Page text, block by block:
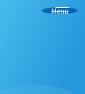
Menu